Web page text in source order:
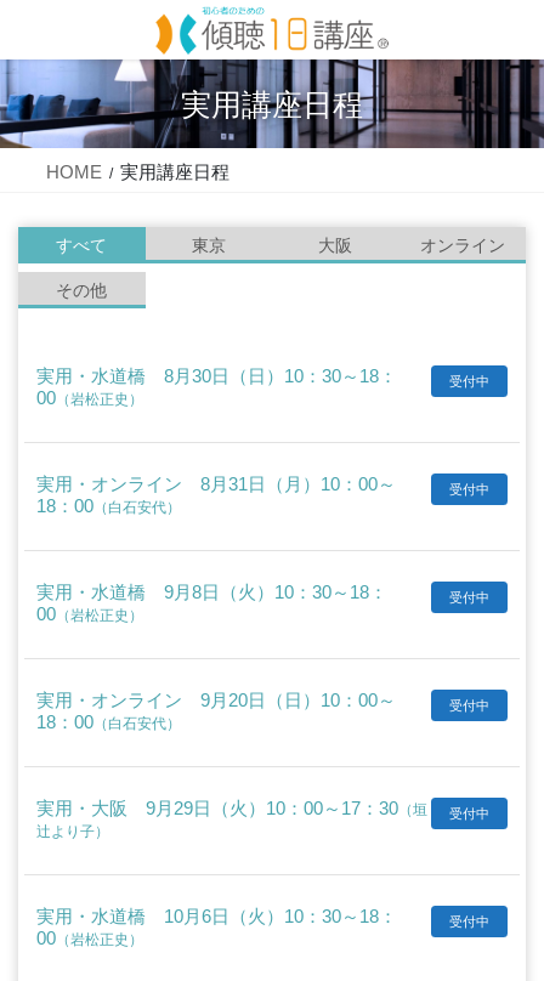
テ
ン
ツ
に
ゲ
ー
シ
ョ
実用講座日程
HOME 実用講座日程
すべて 東京 大阪 オンライン
その他
受付中
実用・水道橋 8月30日（日）10：30～18：
00 （岩松正史）
受付中
実用・オンライン 8月31日（月）10：00～
18：00 （白石安代）
受付中
実用・水道橋 9月8日（火）10：30～18：
00 （岩松正史）
受付中
実用・オンライン 9月20日（日）10：00～
18：00 （白石安代）
受付中
実用・大阪 9月29日（火）10：00～17：30 （垣
辻より子）
受付中
実用・水道橋 10月6日（火）10：30～18：
00 （岩松正史）